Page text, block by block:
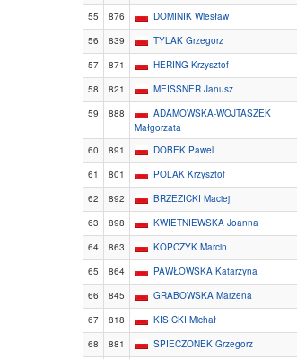
55
876 DOMINIK Wiesław
56
839 TYLAK Grzegorz
57
871 HERING Krzysztof
58
821 MEISSNER Janusz
59
888
ADAMOWSKA-WOJTASZEK
Małgorzata
60 891 DOBEK Pawel
61
801 POLAK Krzysztof
62
892 BRZEZICKI Maciej
63
898 KWIETNIEWSKA Joanna
64
863 KOPCZYK Marcin
65
864 PAWŁOWSKA Katarzyna
66
845 GRABOWSKA Marzena
67
818 KISICKI Michał
68
881 SPIECZONEK Grzegorz